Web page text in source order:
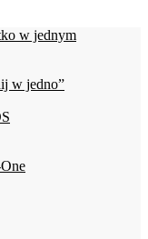
w jednym
w jedno”